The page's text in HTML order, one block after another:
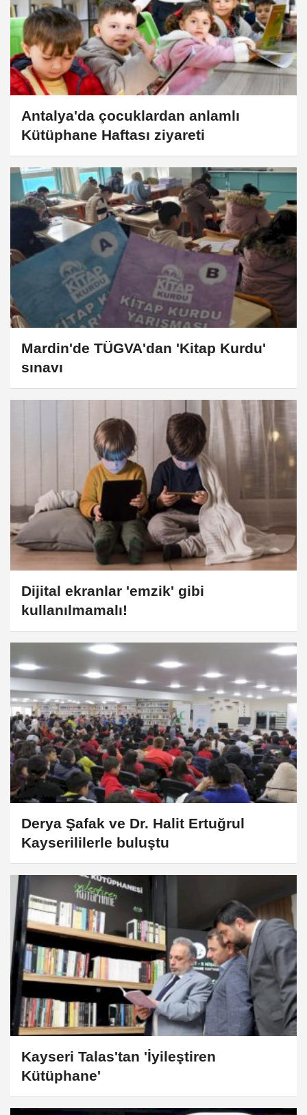
Antalya'da çocuklardan anlamlı
Kütüphane Haftası ziyareti
Mardin'de TÜGVA'dan 'Kitap Kurdu'
sınavı
Dijital ekranlar 'emzik' gibi
kullanılmamalı!
Derya Şafak ve Dr. Halit Ertuğrul
Kayserililerle buluştu
Kayseri Talas'tan 'İyileştiren
Kütüphane'